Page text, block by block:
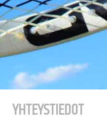
YHTEYSTIEDOT